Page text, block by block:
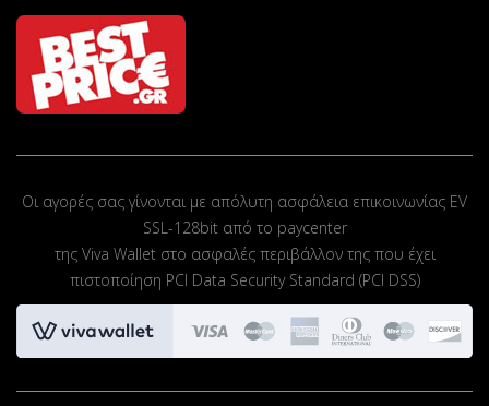
Οι αγορές σας γίνονται με απόλυτη ασφάλεια επικοινωνίας EV
SSL-128bit από το paycenter
της Viva Wallet στο ασφαλές περιβάλλον της που έχει
πιστοποίηση PCI Data Security Standard (PCI DSS)